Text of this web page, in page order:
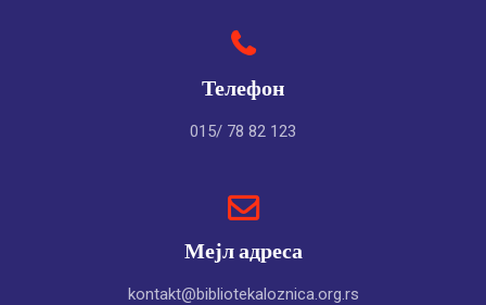
Телефон
015/ 78 82 123
Мејл адреса
kontakt@bibliotekaloznica.org.rs